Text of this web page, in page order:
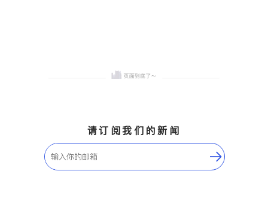
请订阅我们的新闻